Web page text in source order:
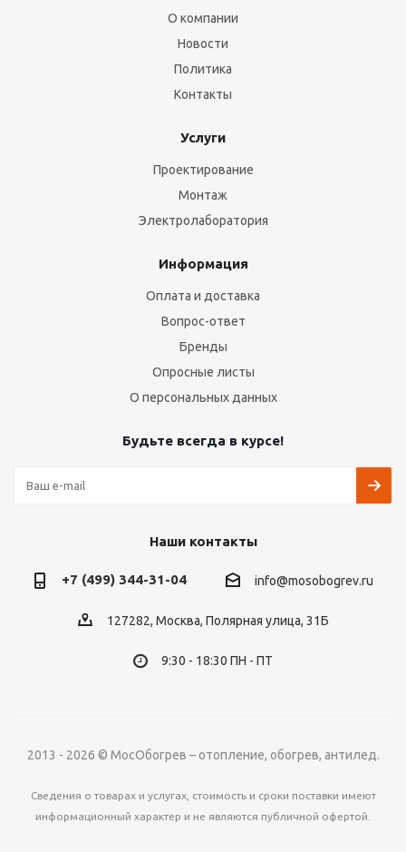
О компании
Новости
Политика
Контакты
Услуги
Проектирование
Монтаж
Электролаборатория
Информация
Оплата и доставка
Вопрос-ответ
Бренды
Опросные листы
О персональных данных
Будьте всегда в курсе!
Наши контакты
+7 (499) 344-31-04 info@mosobogrev.ru
127282, Москва, Полярная улица, 31Б
9:30 - 18:30 ПН - ПТ
2013 - 2026 © МосОбогрев – отопление, обогрев, антилед.
Сведения о товарах и услугах, стоимость и сроки поставки имеют
информационный характер и не являются публичной офертой.